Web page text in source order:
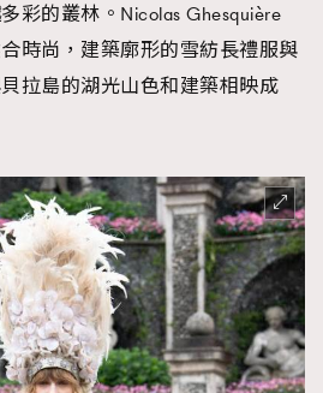
彩的叢林。Nicolas Ghesquière
時尚，建築廓形的雪紡長禮服與
拉島的湖光山色和建築相映成